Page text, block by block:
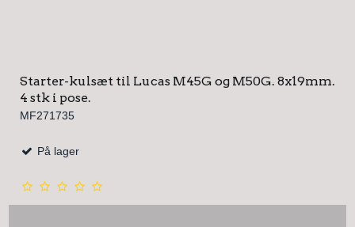
Starter-kulsæt til Lucas M45G og M50G. 8x19mm.
4 stk i pose.
MF271735
På lager